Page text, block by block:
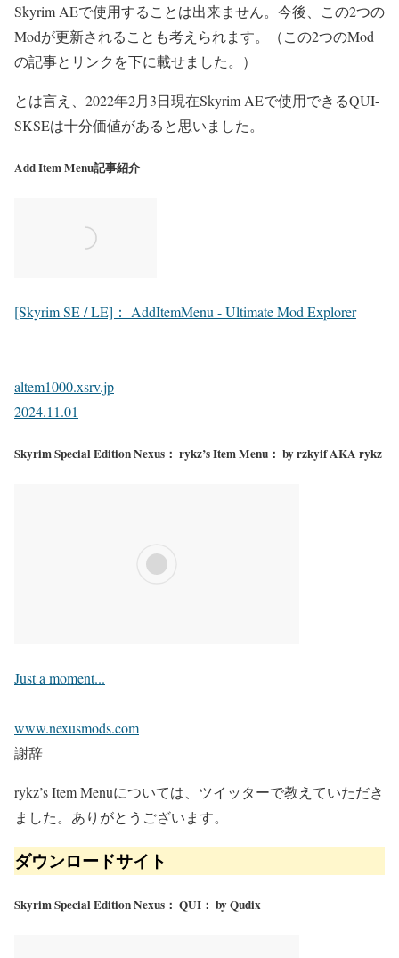
Skyrim AEで使用することは出来ません。今後、この2つの
Modが更新されることも考えられます。（この2つのMod
の記事とリンクを下に載せました。）
とは言え、2022年2月3日現在Skyrim AEで使用できるQUI-
SKSEは十分価値があると思いました。
Add Item Menu記事紹介
[Skyrim SE / LE]： AddItemMenu - Ultimate Mod Explorer
altem1000.xsrv.jp
2024.11.01
Skyrim Special Edition Nexus： rykz’s Item Menu： by rzkyif AKA rykz
Just a moment...
www.nexusmods.com
謝辞
rykz’s Item Menuについては、ツイッターで教えていただき
ました。ありがとうございます。
ダウンロードサイト
Skyrim Special Edition Nexus： QUI： by Qudix